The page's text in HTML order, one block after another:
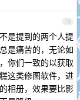
78
是提到的两个人提
是痛苦的，无论如
你们一致的以获取
这类修图软件，进
相册，效果要比影